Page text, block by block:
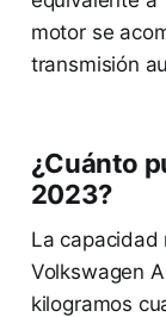
motor se
transmisión
¿Cuánto
2023?
La capacidad
Volkswagen
kilogramos